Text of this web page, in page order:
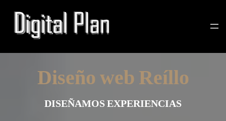
Diseño web Reíllo
DISEÑAMOS EXPERIENCIAS